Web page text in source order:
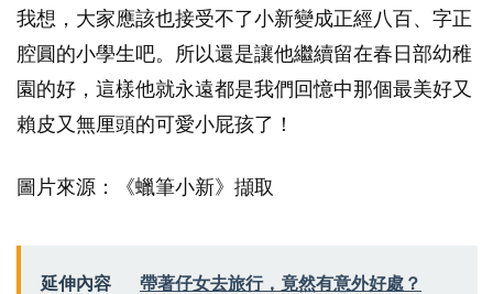
我想，大家應該也接受不了小新變成正經八百、字正
腔圓的小學生吧。所以還是讓他繼續留在春日部幼稚
園的好，這樣他就永遠都是我們回憶中那個最美好又
賴皮又無厘頭的可愛小屁孩了！
圖片來源：《蠟筆小新》擷取
延伸內容 帶著仔女去旅行，竟然有意外好處？